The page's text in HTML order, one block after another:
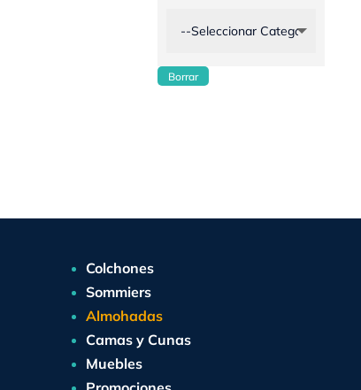
Borrar
Colchones
Sommiers
Almohadas
Camas y Cunas
Muebles